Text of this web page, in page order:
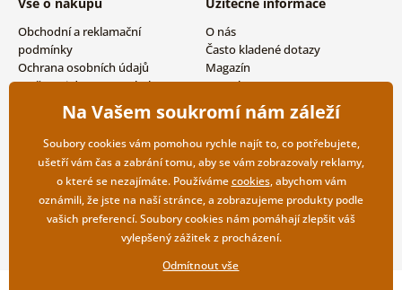
Obchodní a reklamační
podmínky
Ochrana osobních údajů
Možnosti dopravy a platby
Vrácení zboží
O nás
Často kladené dotazy
Magazín
Kontakty
Velkoobchodní spolupráce
Na Vašem soukromí nám záleží
Soubory cookies vám pomohou rychle najít to, co potřebujete,
ušetří vám čas a zabrání tomu, aby se vám zobrazovaly reklamy,
o které se nezajímáte. Používámecookies, abychom vám
oznámili, že jste na naší stránce, a zobrazujeme produkty podle
vašich preferencí. Soubory cookies nám pomáhají zlepšit váš
vylepšený zážitek z procházení.
Odmítnout vše